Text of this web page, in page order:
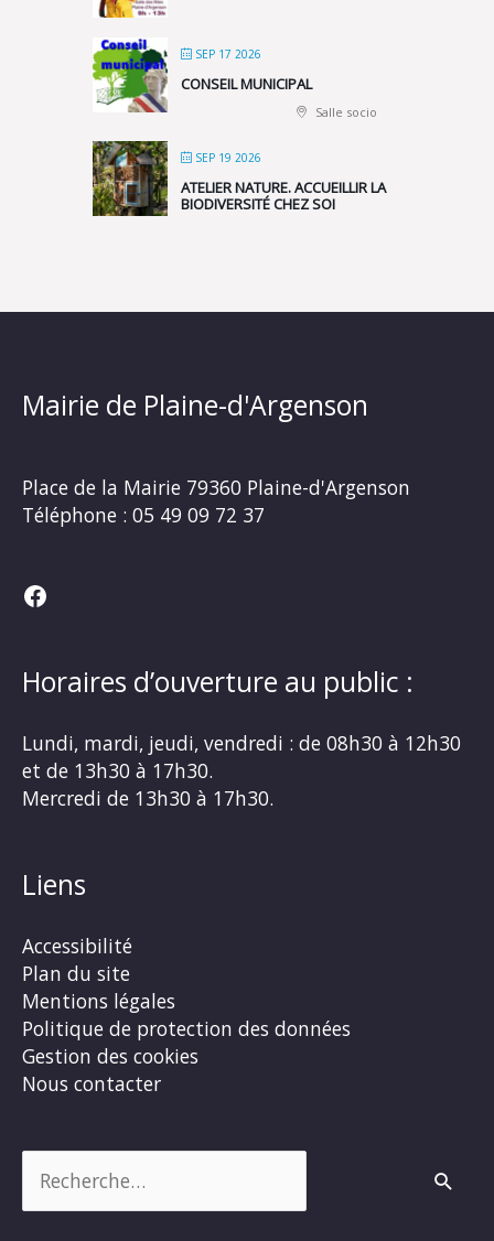
SEP 17 2026
CONSEIL MUNICIPAL
Salle socio
SEP 19 2026
ATELIER NATURE. ACCUEILLIR LA
BIODIVERSITÉ CHEZ SOI
Mairie de Plaine-d'Argenson
Place de la Mairie 79360 Plaine-d'Argenson
Téléphone : 05 49 09 72 37
Facebook
Horaires d’ouverture au public :
Lundi, mardi, jeudi, vendredi : de 08h30 à 12h30
et de 13h30 à 17h30.
Mercredi de 13h30 à 17h30.
Liens
Accessibilité
Plan du site
Mentions légales
Politique de protection des données
Gestion des cookies
Nous contacter